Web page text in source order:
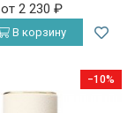
от 2 230 ₽
В корзину
−10%